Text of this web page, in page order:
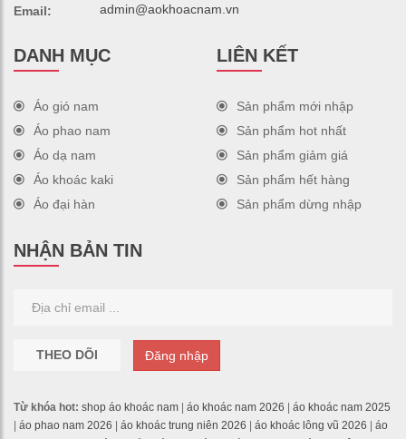
Email: admin@aokhoacnam.vn
DANH MỤC
Áo gió nam
Áo phao nam
Áo dạ nam
Áo khoác kaki
Áo đại hàn
LIÊN KẾT
Sản phẩm mới nhập
Sản phẩm hot nhất
Sản phẩm giảm giá
Sản phẩm hết hàng
Sản phẩm dừng nhập
NHẬN BẢN TIN
THEO DÕI Đăng nhập
Từ khóa hot: shop áo khoác nam áo khoác nam 2026
áo khoác nam 2025
áo phao nam 2026 áo khoác trung niên 2026 áo khoác lông vũ 2026
áo